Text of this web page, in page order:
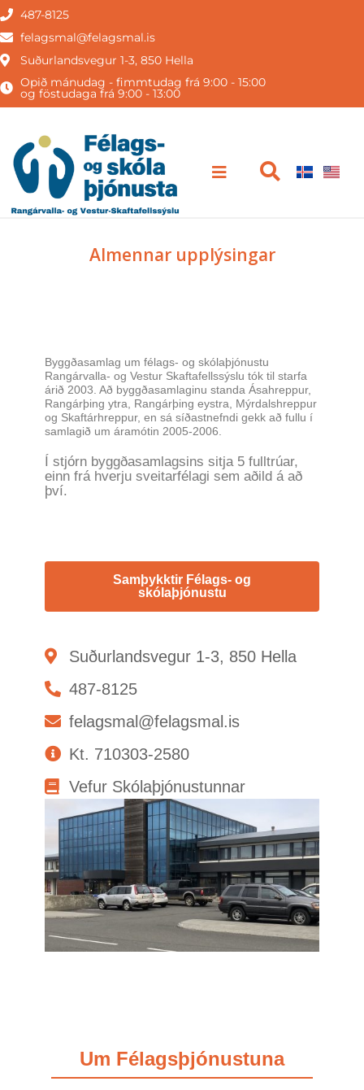
487-8125
felagsmal@felagsmal.is
Suðurlandsvegur 1-3, 850 Hella
Opið mánudag - fimmtudag frá 9:00 - 15:00
og föstudaga frá 9:00 - 13:00
Almennar upplýsingar
Byggðasamlag um félags- og skólaþjónustu
Rangárvalla- og Vestur Skaftafellssýslu tók til starfa
árið 2003. Að byggðasamlaginu standa Ásahreppur,
Rangárþing ytra, Rangárþing eystra, Mýrdalshreppur
og Skaftárhreppur, en sá síðastnefndi gekk að fullu í
samlagið um áramótin 2005-2006.
Í stjórn byggðasamlagsins sitja 5 fulltrúar,
einn frá hverju sveitarfélagi sem aðild á að
því.
Samþykktir Félags- og
skólaþjónustu
Suðurlandsvegur 1-3, 850 Hella
487-8125
felagsmal@felagsmal.is
Kt. 710303-2580
Vefur Skólaþjónustunnar
Um Félagsþjónustuna